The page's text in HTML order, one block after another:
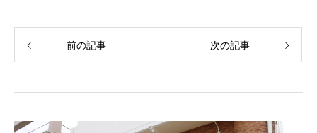
前の記事 次の記事